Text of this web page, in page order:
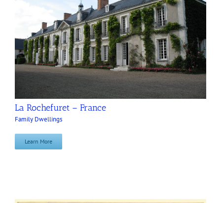
La Rochefuret – France
Family Dwellings
Learn More